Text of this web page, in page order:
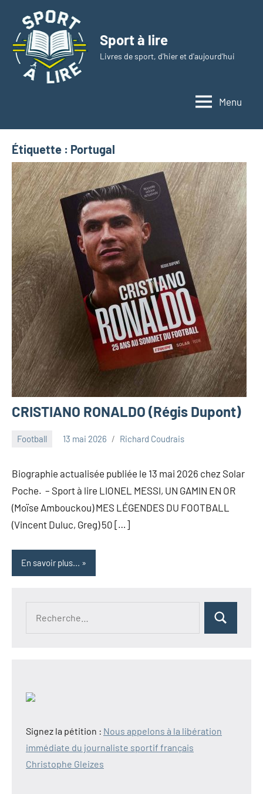
contenu
Sport à lire
Livres de sport, d'hier et d'aujourd'hui
Menu
Étiquette : Portugal
CRISTIANO RONALDO (Régis Dupont)
Football 13 mai 2026 Richard Coudrais
Biographie actualisée publiée le 13 mai 2026 chez Solar
Poche. – Sport à lire LIONEL MESSI, UN GAMIN EN OR
(Moïse Ambouckou) MES LÉGENDES DU FOOTBALL
(Vincent Duluc, Greg) 50 […]
En savoir plus...
Rechercher
Signez la pétition : Nous appelons à la libération
immédiate du journaliste sportif français
Christophe Gleizes